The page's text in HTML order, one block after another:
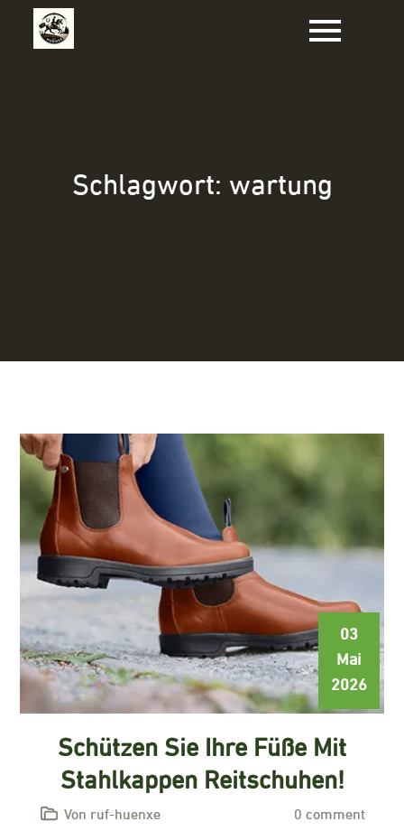
Schlagwort: wartung
03
Mai
2026
Schützen Sie Ihre Füße Mit
Stahlkappen Reitschuhen!
Von ruf-huenxe
0 comment